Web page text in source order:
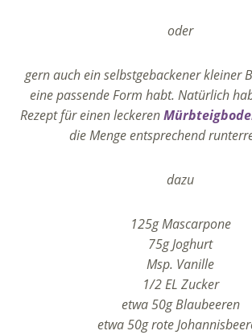
oder
gern auch ein selbstgebackener kleiner
eine passende Form habt. Natürlich
Rezept für einen leckeren
die Menge entsprechend
dazu
125g Mascarpone
75g Joghurt
Msp. Vanille
1/2 EL Zucker
etwa 50g Blaubeeren
etwa 50g rote